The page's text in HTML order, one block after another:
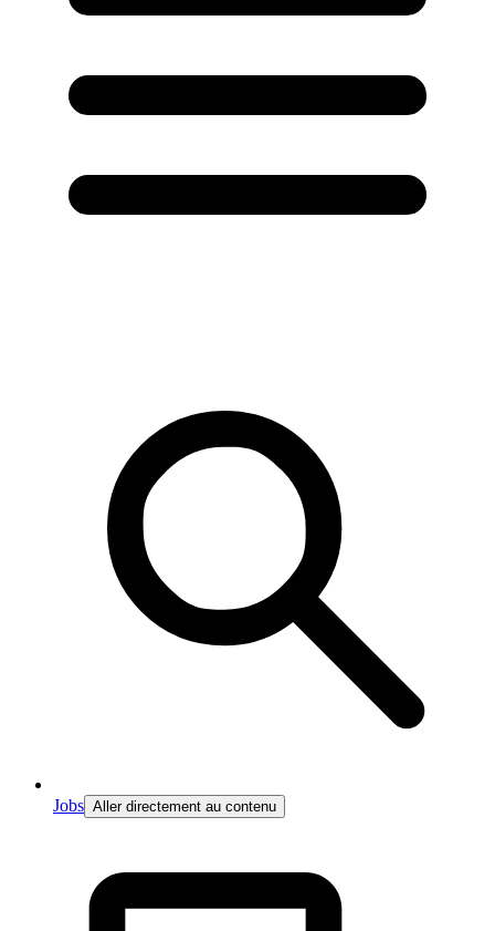
Jobs Aller directement au contenu